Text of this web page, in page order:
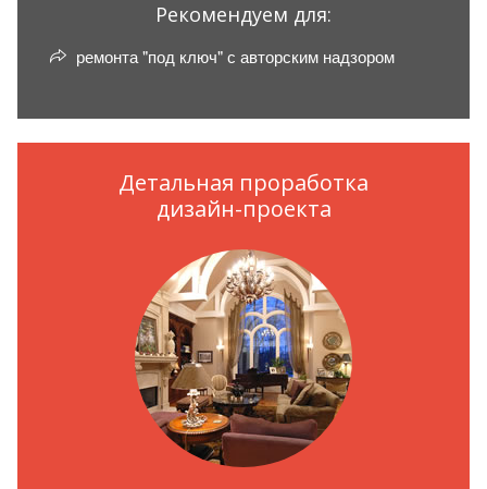
Рекомендуем для:
ремонта "под ключ" с авторским надзором
Детальная проработка
дизайн-проекта